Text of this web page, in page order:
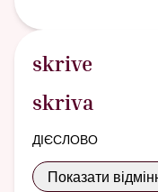
skrive
skriva
дієслово
Показати